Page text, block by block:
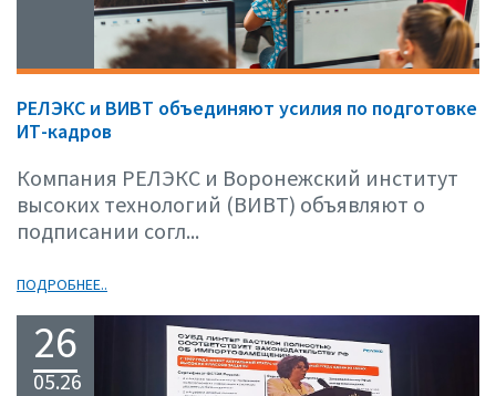
РЕЛЭКС и ВИВТ объединяют усилия по подготовке
ИТ-кадров
Компания РЕЛЭКС и Воронежский институт
высоких технологий (ВИВТ) объявляют о
подписании согл...
ПОДРОБНЕЕ..
26
05.26